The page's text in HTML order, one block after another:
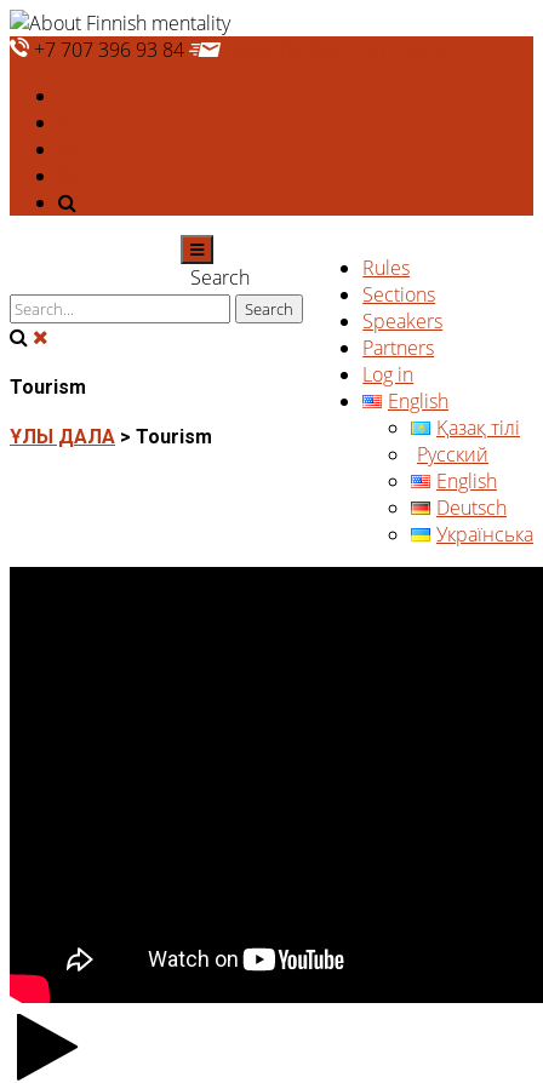
+7 707 396 93 84
Rules
Sections
Speakers
Partners
Log in
English
Қазақ тілі
Русский
English
Deutsch
Українська
Search
Tourism
ҰЛЫ ДАЛА > Tourism